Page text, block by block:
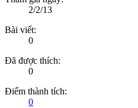
2/2/13
Bài viết:
0
Đã được thích:
0
Điểm thành tích:
0